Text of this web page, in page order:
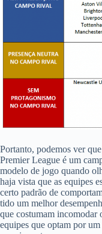
Portanto, podemos ver
Premier League é um
modelo de jogo quando
haja vista que as equipes
certo padrão de
tido um melhor
que costumam
equipes que optam por